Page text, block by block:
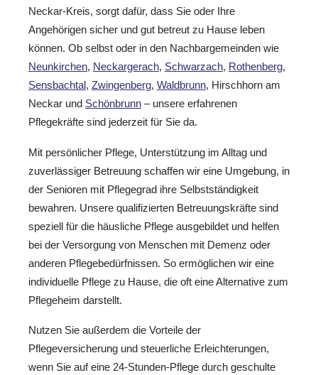
Neckar-Kreis, sorgt dafür, dass Sie oder Ihre
Angehörigen sicher und gut betreut zu Hause leben
können. Ob selbst oder in den Nachbargemeinden wie
Neunkirchen, Neckargerach, Schwarzach, Rothenberg,
Sensbachtal, Zwingenberg, Waldbrunn, Hirschhorn am
Neckar und Schönbrunn – unsere erfahrenen
Pflegekräfte sind jederzeit für Sie da.
Mit persönlicher Pflege, Unterstützung im Alltag und
zuverlässiger Betreuung schaffen wir eine Umgebung, in
der Senioren mit Pflegegrad ihre Selbstständigkeit
bewahren. Unsere qualifizierten Betreuungskräfte sind
speziell für die häusliche Pflege ausgebildet und helfen
bei der Versorgung von Menschen mit Demenz oder
anderen Pflegebedürfnissen. So ermöglichen wir eine
individuelle Pflege zu Hause, die oft eine Alternative zum
Pflegeheim darstellt.
Nutzen Sie außerdem die Vorteile der
Pflegeversicherung und steuerliche Erleichterungen,
wenn Sie auf eine 24-Stunden-Pflege durch geschulte